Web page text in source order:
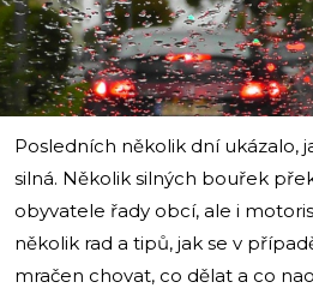
Posledních několik dní ukázalo,
silná. Několik silných bouřek
obyvatele řady obcí, ale i
několik rad a tipů, jak se v
mračen chovat, co dělat a co